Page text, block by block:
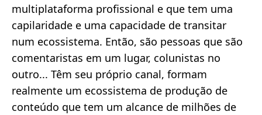
multiplataforma profissional e que tem uma
capilaridade e uma capacidade de transitar
num ecossistema. Então, são pessoas que são
comentaristas em um lugar, colunistas no
outro... Têm seu próprio canal, formam
realmente um ecossistema de produção de
conteúdo que tem um alcance de milhões de